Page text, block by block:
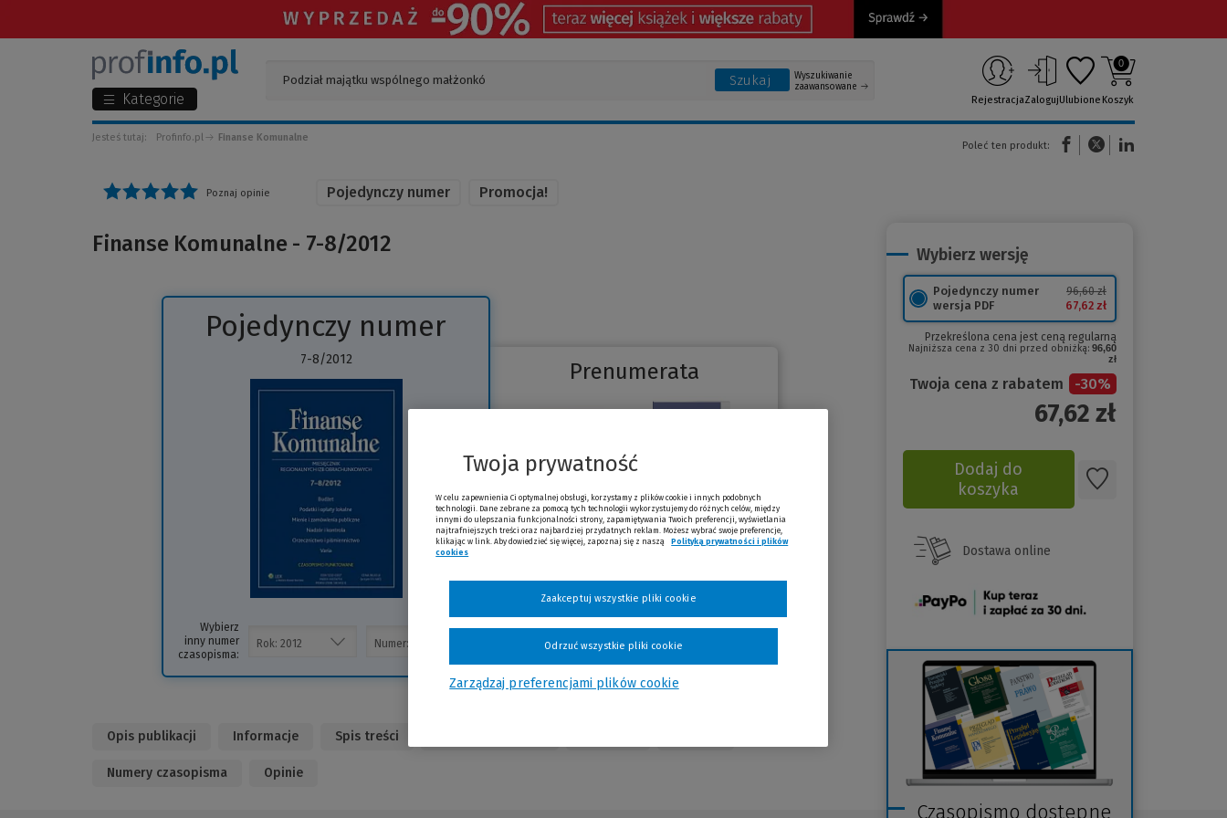
Kategorie
Szukaj
Wyszukiwanie
zaawansowane
RejestracjaZalogujUlubione
0
Koszyk
Jesteś tutaj: Profinfo.pl Finanse Komunalne
Poleć ten produkt:
(Nowe okno)(Link do innej strony)
Poznaj opinie Pojedynczy numer Promocja!
Finanse Komunalne - 7-8/2012
Pojedynczy numer
7-8/2012
Wybierz
inny numer
czasopisma:
Prenumerata
Sprawdź
Opis publikacji Informacje Spis treści
Numery czasopisma Opinie
Wybierz wersję
Pojedynczy numer
wersja PDF
96,60 zł
67,62 zł
Przekreślona cena jest ceną regularną
Najniższa cena z 30 dni przed obniżką: 96,60
zł
Twoja cena z rabatem -30%
67,62 zł
Dodaj do
koszyka
Dostawa online
(Nowe
Czasopismo dostępne
Twoja prywatność
W celu zapewnienia Ci optymalnej obsługi, korzystamy z plików cookie i innych podobnych
technologii. Dane zebrane za pomocą tych technologii wykorzystujemy do różnych celów, między
innymi do ulepszania funkcjonalności strony, zapamiętywania Twoich preferencji, wyświetlania
najtrafniejszych treści oraz najbardziej przydatnych reklam. Możesz wybrać swoje preferencje,
klikając w link. Aby dowiedzieć się więcej, zapoznaj się z naszą
Polityką prywatności i plików
cookies
Zarządzaj preferencjami plików cookie
Odrzuć wszystkie pliki cookie
Zaakceptuj wszystkie pliki cookie